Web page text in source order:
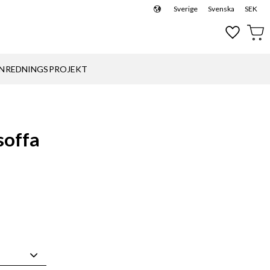
Sverige Svenska SEK
Favoriter